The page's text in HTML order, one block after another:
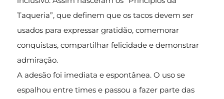
Taqueria”, que definem que os tacos devem ser
usados para expressar gratidão, comemorar
conquistas, compartilhar felicidade e demonstrar
admiração.
A adesão foi imediata e espontânea. O uso se
espalhou entre times e passou a fazer parte das